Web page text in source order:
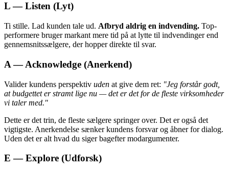
L — Listen (Lyt)
Ti stille. Lad kunden tale ud. Afbryd aldrig en indvending. Top-
performere bruger markant mere tid på at lytte til indvendinger end
gennemsnitssælgere, der hopper direkte til svar.
A — Acknowledge (Anerkend)
Valider kundens perspektiv uden at give dem ret: "Jeg forstår godt,
at budgettet er stramt lige nu — det er det for de fleste virksomheder
vi taler med."
Dette er det trin, de fleste sælgere springer over. Det er også det
vigtigste. Anerkendelse sænker kundens forsvar og åbner for dialog.
Uden det er alt hvad du siger bagefter modargumenter.
E — Explore (Udforsk)